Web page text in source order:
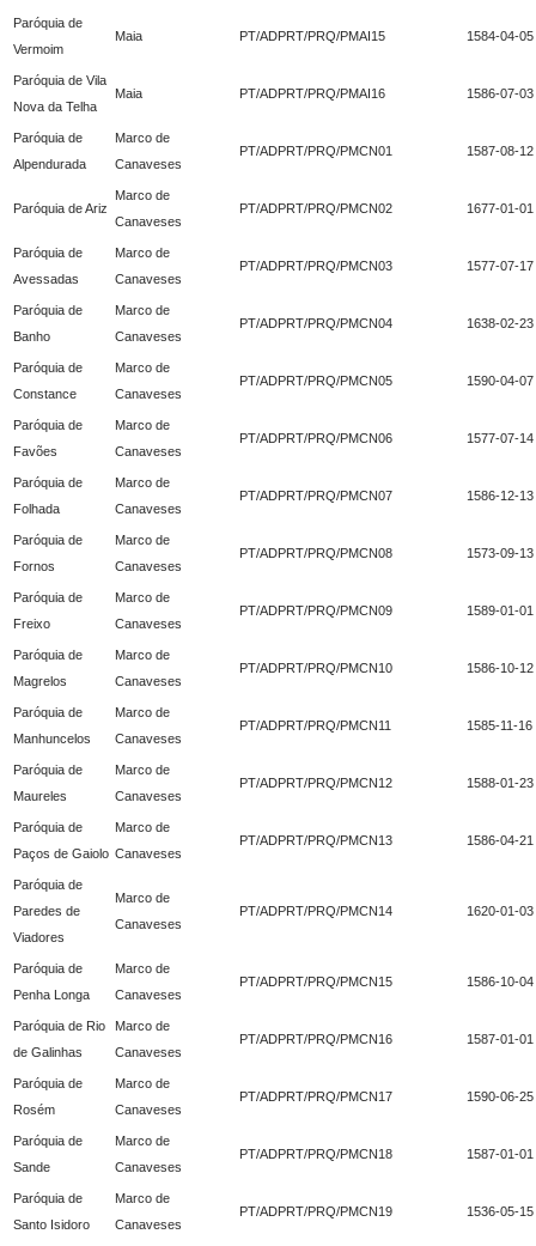
Paróquia de
Vermoim
Maia PT/ADPRT/PRQ/PMAI15 1584-04-05
Paróquia de Vila
Nova da Telha
Maia PT/ADPRT/PRQ/PMAI16 1586-07-03
Paróquia de
Alpendurada
Marco de
Canaveses
PT/ADPRT/PRQ/PMCN01 1587-08-12
Paróquia de Ariz
Marco de
Canaveses
PT/ADPRT/PRQ/PMCN02 1677-01-01
Paróquia de
Avessadas
Marco de
Canaveses
PT/ADPRT/PRQ/PMCN03 1577-07-17
Paróquia de
Banho
Marco de
Canaveses
PT/ADPRT/PRQ/PMCN04 1638-02-23
Paróquia de
Constance
Marco de
Canaveses
PT/ADPRT/PRQ/PMCN05 1590-04-07
Paróquia de
Favões
Marco de
Canaveses
PT/ADPRT/PRQ/PMCN06 1577-07-14
Paróquia de
Folhada
Marco de
Canaveses
PT/ADPRT/PRQ/PMCN07 1586-12-13
Paróquia de
Fornos
Marco de
Canaveses
PT/ADPRT/PRQ/PMCN08 1573-09-13
Paróquia de
Freixo
Marco de
Canaveses
PT/ADPRT/PRQ/PMCN09 1589-01-01
Paróquia de
Magrelos
Marco de
Canaveses
PT/ADPRT/PRQ/PMCN10 1586-10-12
Paróquia de
Manhuncelos
Marco de
Canaveses
PT/ADPRT/PRQ/PMCN11 1585-11-16
Paróquia de
Maureles
Marco de
Canaveses
PT/ADPRT/PRQ/PMCN12 1588-01-23
Paróquia de
Paços de Gaiolo
Marco de
Canaveses
PT/ADPRT/PRQ/PMCN13 1586-04-21
Paróquia de
Paredes de
Viadores
Marco de
Canaveses
PT/ADPRT/PRQ/PMCN14 1620-01-03
Paróquia de
Penha Longa
Marco de
Canaveses
PT/ADPRT/PRQ/PMCN15 1586-10-04
Paróquia de Rio
de Galinhas
Marco de
Canaveses
PT/ADPRT/PRQ/PMCN16 1587-01-01
Paróquia de
Rosém
Marco de
Canaveses
PT/ADPRT/PRQ/PMCN17 1590-06-25
Paróquia de
Sande
Marco de
Canaveses
PT/ADPRT/PRQ/PMCN18 1587-01-01
Paróquia de
Santo Isidoro
Marco de
Canaveses
PT/ADPRT/PRQ/PMCN19 1536-05-15